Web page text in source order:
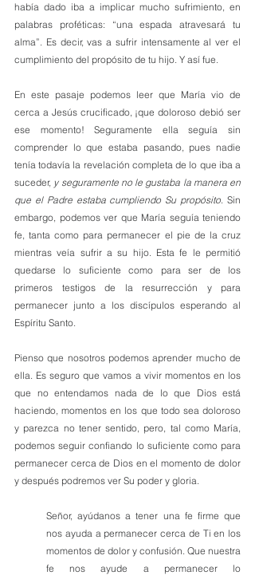
había dado iba a implicar mucho sufrimiento, en
palabras proféticas: “una espada atravesará tu
alma”. Es decir, vas a sufrir intensamente al ver el
cumplimiento del propósito de tu hijo. Y así fue.
En este pasaje podemos leer que María vio de
cerca a Jesús crucificado, ¡que doloroso debió ser
ese momento! Seguramente ella seguía sin
comprender lo que estaba pasando, pues nadie
tenía todavía la revelación completa de lo que iba a
suceder, y seguramente no le gustaba la manera en
que el Padre estaba cumpliendo Su propósito. Sin
embargo, podemos ver que María seguía teniendo
fe, tanta como para permanecer el pie de la cruz
mientras veía sufrir a su hijo. Esta fe le permitió
quedarse lo suficiente como para ser de los
primeros testigos de la resurrección y para
permanecer junto a los discípulos esperando al
Espíritu Santo.
Pienso que nosotros podemos aprender mucho de
ella. Es seguro que vamos a vivir momentos en los
que no entendamos nada de lo que Dios está
haciendo, momentos en los que todo sea doloroso
y parezca no tener sentido, pero, tal como María,
podemos seguir confiando lo suficiente como para
permanecer cerca de Dios en el momento de dolor
y después podremos ver Su poder y gloria.
Señor, ayúdanos a tener una fe firme que
nos ayuda a permanecer cerca de Ti en los
momentos de dolor y confusión. Que nuestra
fe nos ayude a permanecer lo